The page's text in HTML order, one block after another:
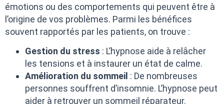
émotions ou des comportements qui peuvent être à
l’origine de vos problèmes. Parmi les bénéfices
souvent rapportés par les patients, on trouve :
Gestion du stress : L’hypnose aide à relâcher
les tensions et à instaurer un état de calme.
Amélioration du sommeil : De nombreuses
personnes souffrent d’insomnie. L’hypnose peut
aider à retrouver un sommeil réparateur.